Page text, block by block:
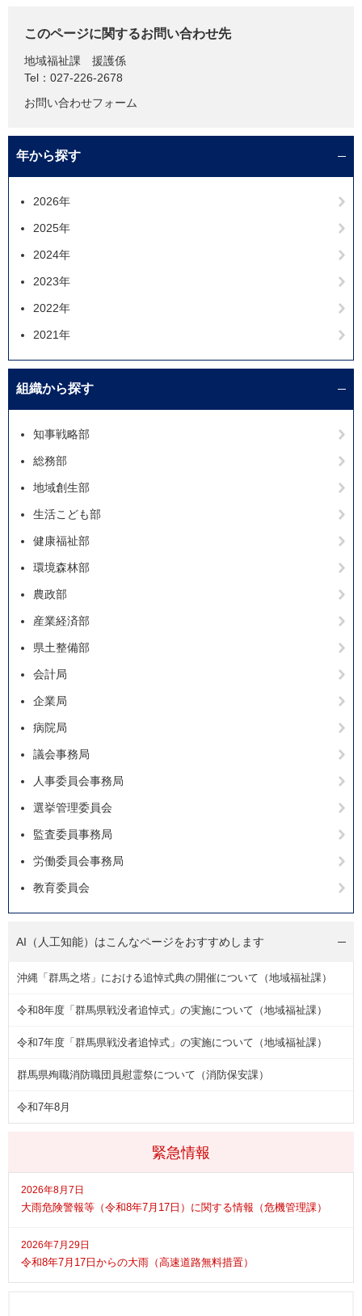
このページに関するお問い合わせ先
地域福祉課
援護係
Tel：027-226-2678
お問い合わせフォーム
緊急情報
2026年8月7日
大雨危険警報等（令和8年7月17日）に関する情報（危機管理課）
2026年7月29日
令和8年7月17日からの大雨（高速道路無料措置）
年から探す
2026年
2025年
2024年
2023年
2022年
2021年
組織から探す
知事戦略部
総務部
地域創生部
生活こども部
健康福祉部
環境森林部
農政部
産業経済部
県土整備部
会計局
企業局
病院局
議会事務局
人事委員会事務局
選挙管理委員会
監査委員事務局
労働委員会事務局
教育委員会
AI（人工知能）はこんなページをおすすめします
沖縄「群馬之塔」における追悼式典の開催について（地域福祉課）
令和8年度「群馬県戦没者追悼式」の実施について（地域福祉課）
令和7年度「群馬県戦没者追悼式」の実施について（地域福祉課）
群馬県殉職消防職団員慰霊祭について（消防保安課）
令和7年8月